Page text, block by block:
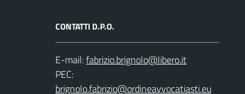
CONTATTI D.P.O.
E-mail:
PEC: